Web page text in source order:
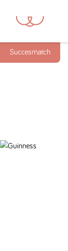
Succesmatch